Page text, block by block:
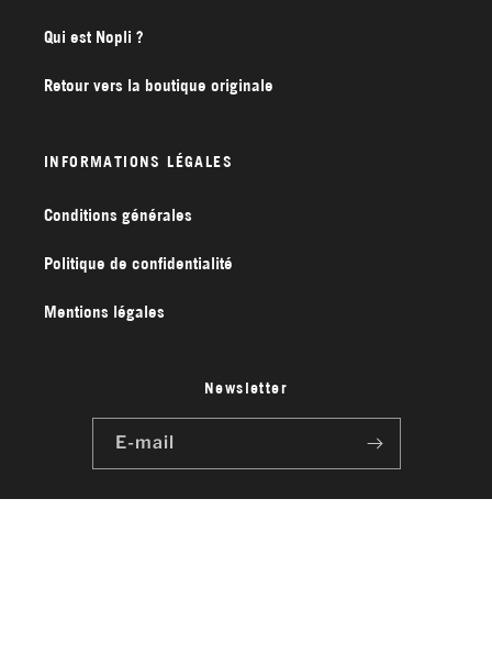
Qui est Nopli ?
Retour vers la boutique originale
INFORMATIONS LÉGALES
Conditions générales
Politique de confidentialité
Mentions légales
Newsletter
E-mail